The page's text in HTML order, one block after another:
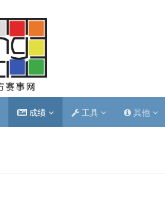
成绩 工具 其他